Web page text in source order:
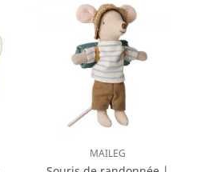
MAILEG